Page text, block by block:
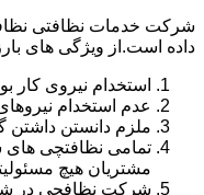
شرکت خدمات نظافتی
داده است.از ویژگی های
استخدام نیروی کار
عدم استخدام
ملزم دانستن داشتن
تمامی نظافتچی های
مشتریان هیچ
شرکت نظافچی در